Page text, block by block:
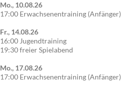
Mo., 10.08.26
17:00 Erwachsenentraining (Anfänger)
Fr., 14.08.26
16:00 Jugendtraining
19:30 freier Spielabend
Mo., 17.08.26
17:00 Erwachsenentraining (Anfänger)